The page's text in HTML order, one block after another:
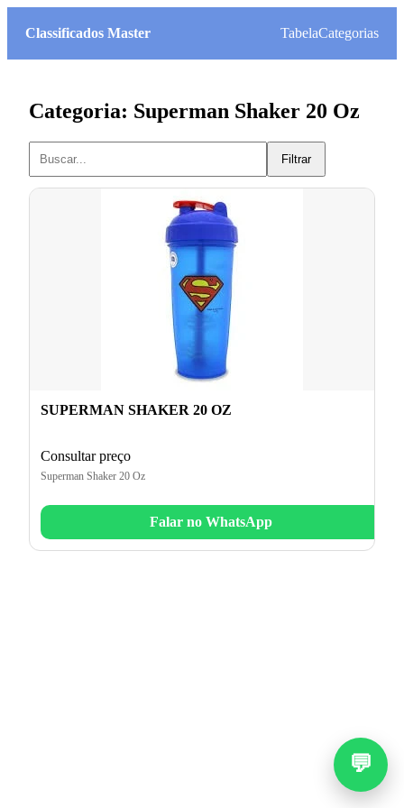
Classificados Master TabelaCategorias
Categoria: Superman Shaker 20 Oz
Filtrar
SUPERMAN SHAKER 20 OZ
Consultar preço
Superman Shaker 20 Oz
Falar no WhatsApp
💬